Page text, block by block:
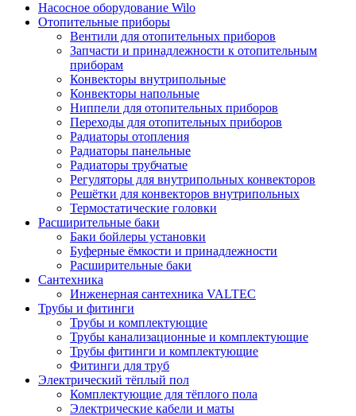
Насосное оборудование Wilo
Отопительные приборы
Вентили для отопительных приборов
Запчасти и принадлежности к отопительным
приборам
Конвекторы внутрипольные
Конвекторы напольные
Ниппели для отопительных приборов
Переходы для отопительных приборов
Радиаторы отопления
Радиаторы панельные
Радиаторы трубчатые
Регуляторы для внутрипольных конвекторов
Решётки для конвекторов внутрипольных
Термостатические головки
Расширительные баки
Баки бойлеры установки
Буферные ёмкости и принадлежности
Расширительные баки
Сантехника
Инженерная сантехника VALTEC
Трубы и фитинги
Трубы и комплектующие
Трубы канализационные и комплектующие
Трубы фитинги и комплектующие
Фитинги для труб
Электрический тёплый пол
Комплектующие для тёплого пола
Электрические кабели и маты